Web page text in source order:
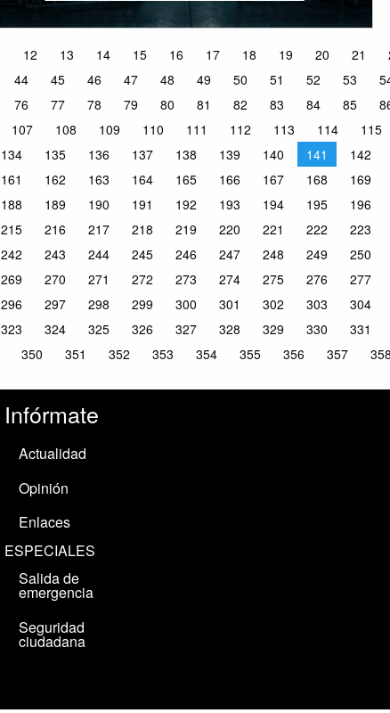
12 13 14 15 16 17 18 19 20 21
44 45 46 47 48 49 50 51 52 53
76 77 78 79 80 81 82 83 84 85
107 108 109 110 111 112 113 114 115
134 135 136 137 138 139 140 141 142
161 162 163 164 165 166 167 168 169
188 189 190 191 192 193 194 195 196
215 216 217 218 219 220 221 222 223
242 243 244 245 246 247 248 249 250
269 270 271 272 273 274 275 276 277
296 297 298 299 300 301 302 303 304
323 324 325 326 327 328 329 330 331
350 351 352 353 354 355 356 357 358
Infórmate
Actualidad
Opinión
Enlaces
ESPECIALES
Salida de
emergencia
Seguridad
ciudadana